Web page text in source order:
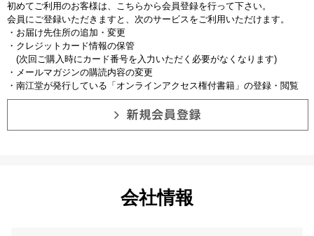
初めてご利用のお客様は、こちらから会員登録を行って下さい。
会員にご登録いただきますと、次のサービスをご利用いただけます。
・お届け先住所の追加・変更
・クレジットカード情報の保管
(次回ご購入時にカード番号を入力いただく必要がなくなります)
・メールマガジンの購読内容の変更
・南江堂が発行している「オンラインアクセス権付書籍」の登録・閲覧
会社情報